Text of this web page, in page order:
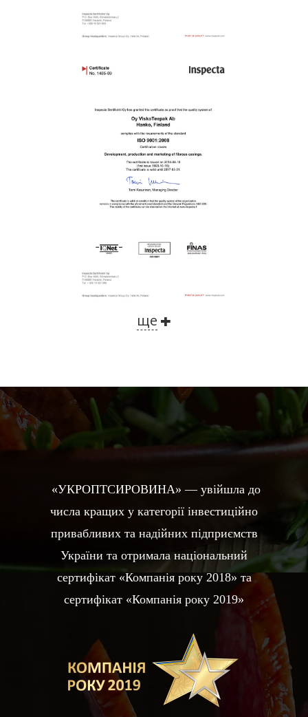
ще
«УКРОПТСИРОВИНА» — увійшла до
числа кращих у категорії інвестиційно
привабливих та надійних підприємств
України та отримала національний
сертифікат «Компанія року 2018» та
сертифікат «Компанія року 2019»